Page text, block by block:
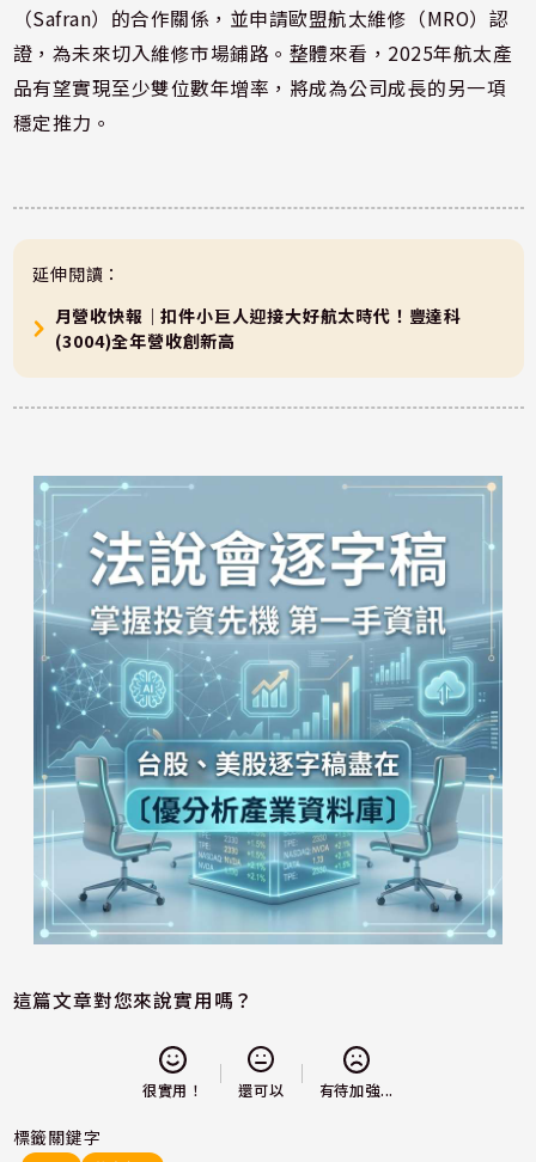
（Safran）的合作關係，並申請歐盟航太維修（MRO）認
證，為未來切入維修市場鋪路。整體來看，2025年航太產
品有望實現至少雙位數年增率，將成為公司成長的另一項
穩定推力。
延伸閱讀：
月營收快報｜扣件小巨人迎接大好航太時代！豐達科
(3004)全年營收創新高
這篇文章對您來說實用嗎？
很實用！ 還可以 有待加強...
標籤關鍵字